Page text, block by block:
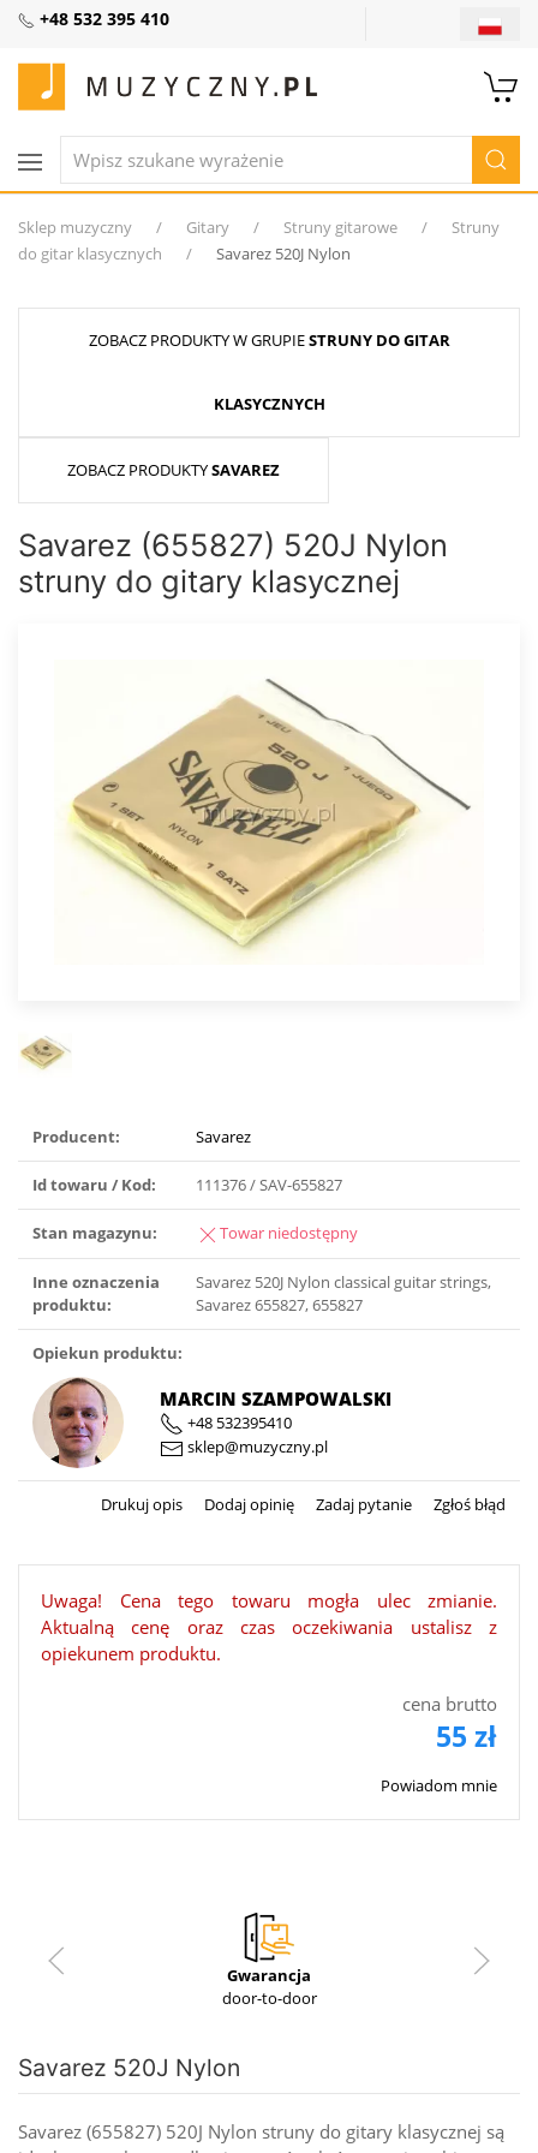
+48 532 395 410
Sklep muzyczny Gitary Struny gitarowe
Struny
do gitar klasycznych
Savarez 520J Nylon
ZOBACZ PRODUKTY W GRUPIESTRUNY DO GITAR
KLASYCZNYCH
ZOBACZ PRODUKTYSAVAREZ
Savarez (655827) 520J Nylon
struny do gitary klasycznej
Producent: Savarez
Id towaru / Kod: 111376 / SAV-655827
Stan magazynu: Towar niedostępny
Inne oznaczenia
produktu:
Savarez 520J Nylon classical guitar strings,
Savarez 655827, 655827
Opiekun produktu:
MARCIN SZAMPOWALSKI
+48 532395410
sklep@muzyczny.pl
Drukuj opis Dodaj opinię Zadaj pytanie Zgłoś błąd
Uwaga! Cena tego towaru mogła ulec zmianie.
Aktualną cenę oraz czas oczekiwania ustalisz z
opiekunem produktu.
cena brutto
55 zł
Powiadom mnie
Gwarancja
door-to-door
Savarez 520J Nylon
Savarez (655827) 520J Nylon struny do gitary klasycznej są